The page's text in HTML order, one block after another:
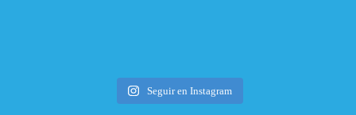
Seguir en Instagram